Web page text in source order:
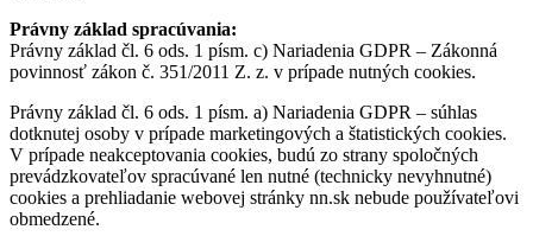
Právny základ spracúvania:
Právny základ čl. 6 ods. 1 písm. c) Nariadenia GDPR – Zákonná
povinnosť zákon č. 351/2011 Z. z. v prípade nutných cookies.
Právny základ čl. 6 ods. 1 písm. a) Nariadenia GDPR – súhlas
dotknutej osoby v prípade marketingových a štatistických cookies.
V prípade neakceptovania cookies, budú zo strany spoločných
prevádzkovateľov spracúvané len nutné (technicky nevyhnutné)
cookies a prehliadanie webovej stránky nn.sk nebude používateľovi
obmedzené.